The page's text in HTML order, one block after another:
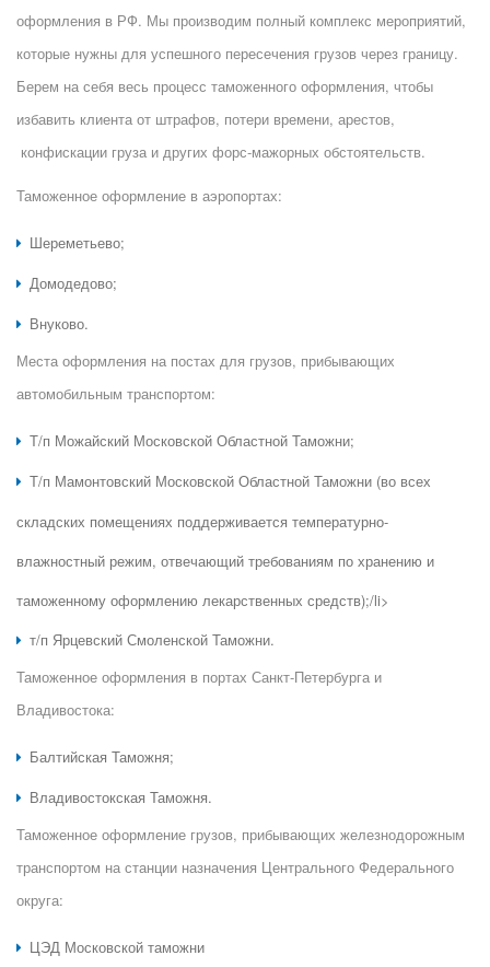
оформления в РФ. Мы производим полный комплекс мероприятий,
которые нужны для успешного пересечения грузов через границу.
Берем на себя весь процесс таможенного оформления, чтобы
избавить клиента от штрафов, потери времени, арестов,
конфискации груза и других форс-мажорных обстоятельств.
Таможенное оформление в аэропортах:
Шереметьево;
Домодедово;
Внуково.
Места оформления на постах для грузов, прибывающих
автомобильным транспортом:
Т/п Можайский Московской Областной Таможни;
Т/п Мамонтовский Московской Областной Таможни (во всех
складских помещениях поддерживается температурно-
влажностный режим, отвечающий требованиям по хранению и
таможенному оформлению лекарственных средств);/li>
т/п Ярцевский Смоленской Таможни.
Таможенное оформления в портах Санкт-Петербурга и
Владивостока:
Балтийская Таможня;
Владивостокская Таможня.
Таможенное оформление грузов, прибывающих железнодорожным
транспортом на станции назначения Центрального Федерального
округа:
ЦЭД Московской таможни